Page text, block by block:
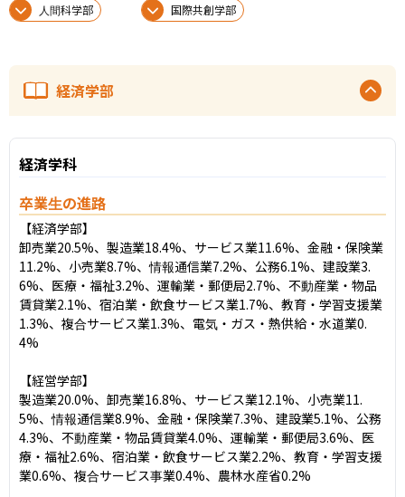
人間科学部 国際共創学部
経済学部
経済学科
卒業生の進路
【経済学部】
卸売業20.5%、製造業18.4%、サービス業11.6%、金融・保険業
11.2%、小売業8.7%、情報通信業7.2%、公務6.1%、建設業3.
6%、医療・福祉3.2%、運輸業・郵便局2.7%、不動産業・物品
賃貸業2.1%、宿泊業・飲食サービス業1.7%、教育・学習支援業
1.3%、複合サービス業1.3%、電気・ガス・熱供給・水道業0.
4%
【経営学部】
製造業20.0%、卸売業16.8%、サービス業12.1%、小売業11.
5%、情報通信業8.9%、金融・保険業7.3%、建設業5.1%、公務
4.3%、不動産業・物品賃貸業4.0%、運輸業・郵便局3.6%、医
療・福祉2.6%、宿泊業・飲食サービス業2.2%、教育・学習支援
業0.6%、複合サービス事業0.4%、農林水産省0.2%